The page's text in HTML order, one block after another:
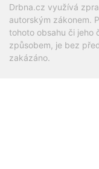
Drbna.cz využívá
autorským zákonem.
tohoto obsahu či jeho
způsobem, je bez
zakázáno.